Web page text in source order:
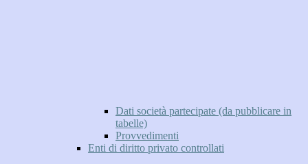
Dati società partecipate (da pubblicare in
tabelle)
Provvedimenti
Enti di diritto privato controllati